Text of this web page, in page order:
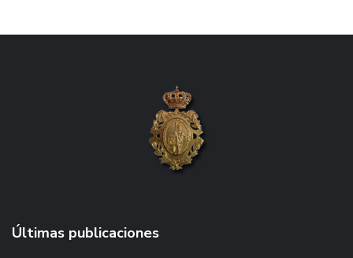
Últimas publicaciones